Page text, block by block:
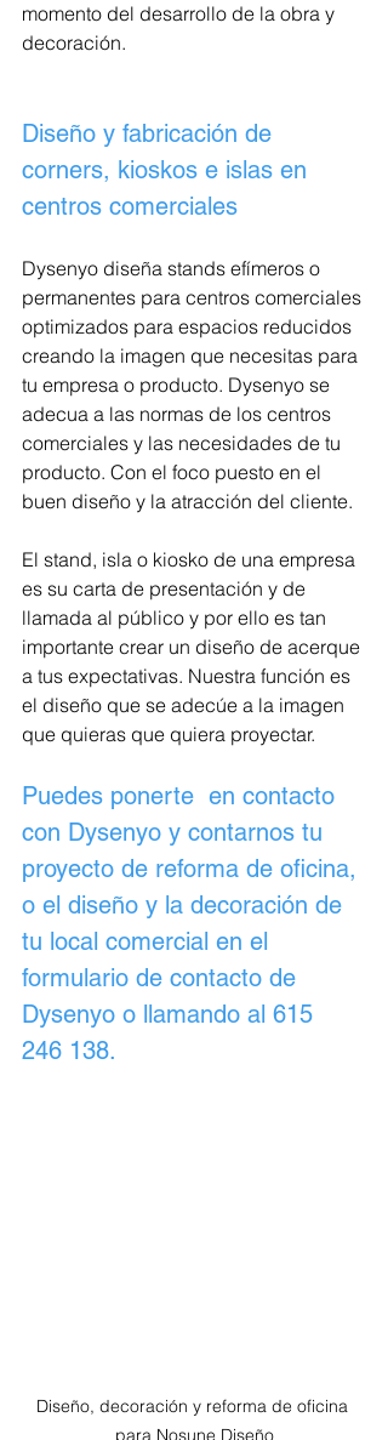
momento del desarrollo de la obra y
decoración.
Diseño y fabricación de
corners, kioskos e islas en
centros comerciales
Dysenyo diseña stands efímeros o
permanentes para centros comerciales
optimizados para espacios reducidos
creando la imagen que necesitas para
tu empresa o producto. Dysenyo se
adecua a las normas de los centros
comerciales y las necesidades de tu
producto. Con el foco puesto en el
buen diseño y la atracción del cliente.
El stand, isla o kiosko de una empresa
es su carta de presentación y de
llamada al público y por ello es tan
importante crear un diseño de acerque
a tus expectativas. Nuestra función es
el diseño que se adecúe a la imagen
que quieras que quiera proyectar.
Puedes ponerte  en contacto
con Dysenyo y contarnos tu
proyecto de reforma de oficina,
o el diseño y la decoración de
tu local comercial en el
formulario de contacto de
Dysenyo o llamando al 615
246 138.
Diseño, decoración y reforma de oficina
para Nosune Diseño